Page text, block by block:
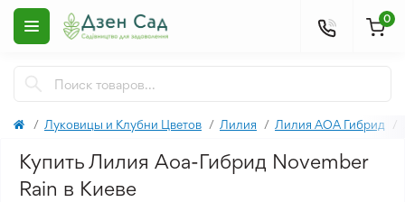
0
Луковицы и Клубни Цветов Лилия Лилия АОА Гибрид
Купить Лилия Aoa-Гибрид November
Rain в Киеве